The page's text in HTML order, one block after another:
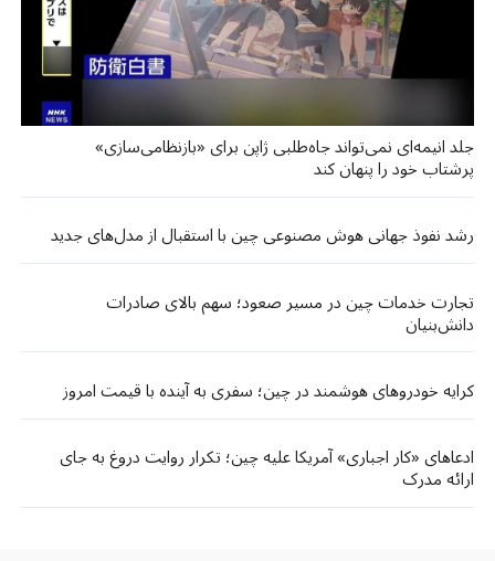
جلد انیمه‌ای نمی‌تواند جاه‌طلبی ژاپن برای «بازنظامی‌سازی»
پرشتاب خود را پنهان کند
رشد نفوذ جهانی هوش مصنوعی چین با استقبال از مدل‌های جدید
تجارت خدمات چین در مسیر صعود؛ سهم بالای صادرات
دانش‌بنیان
کرایه خودروهای هوشمند در چین؛ سفری به آینده با قیمت امروز
ادعاهای «کار اجباری» آمریکا علیه چین؛ تکرار روایت دروغ به جای
ارائه مدرک